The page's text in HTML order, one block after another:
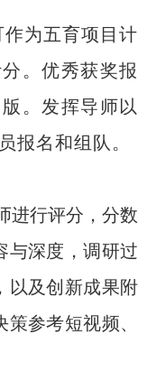
为五育项目计
。优秀获奖报
。发挥导师以
报名和组队。
进行评分， 分数
与深度，调研过
以及创新成果附
策参考短视频、